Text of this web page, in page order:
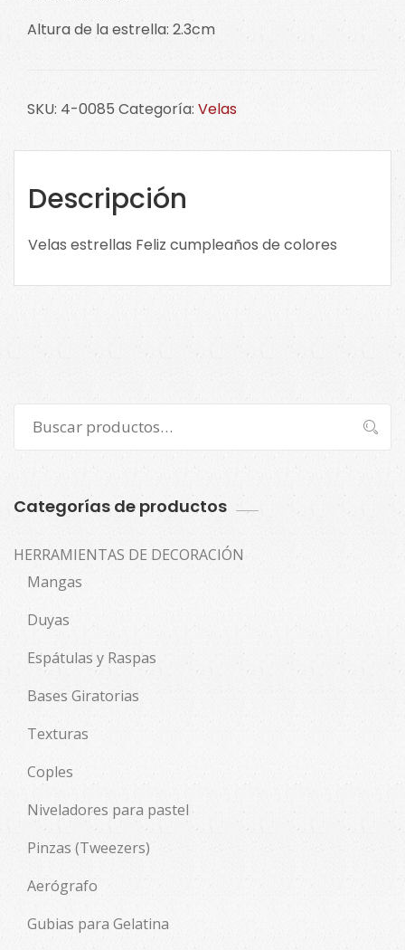
Altura de la estrella: 2.3cm
SKU: 4-0085 Categoría: Velas
Descripción
Velas estrellas Feliz cumpleaños de colores
por:
Buscar
Categorías de productos
HERRAMIENTAS DE DECORACIÓN
Mangas
Duyas
Espátulas y Raspas
Bases Giratorias
Texturas
Coples
Niveladores para pastel
Pinzas (Tweezers)
Aerógrafo
Gubias para Gelatina